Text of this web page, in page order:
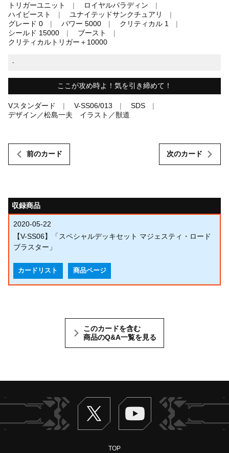
トリガーユニット
ロイヤルパラディン
ハイビースト
ユナイテッドサンクチュアリ
グレード 0
パワー 5000
クリティカル 1
シールド 15000
ブースト
クリティカルトリガー＋10000
-
ここが攻め時よ！気を引き締めて！
Vスタンダード V-SS06/013
SDS
デザイン／松島一夫 イラスト／獣道
前のカード 次のカード
収録商品
2020-05-22
【V-SS06】「スペシャルデッキセット マジェスティ・ロード
ブラスター」
カードリスト 商品ページ
このカードを含む
商品のQ&A一覧を見る
Twitter ヴァンガードch
TOP